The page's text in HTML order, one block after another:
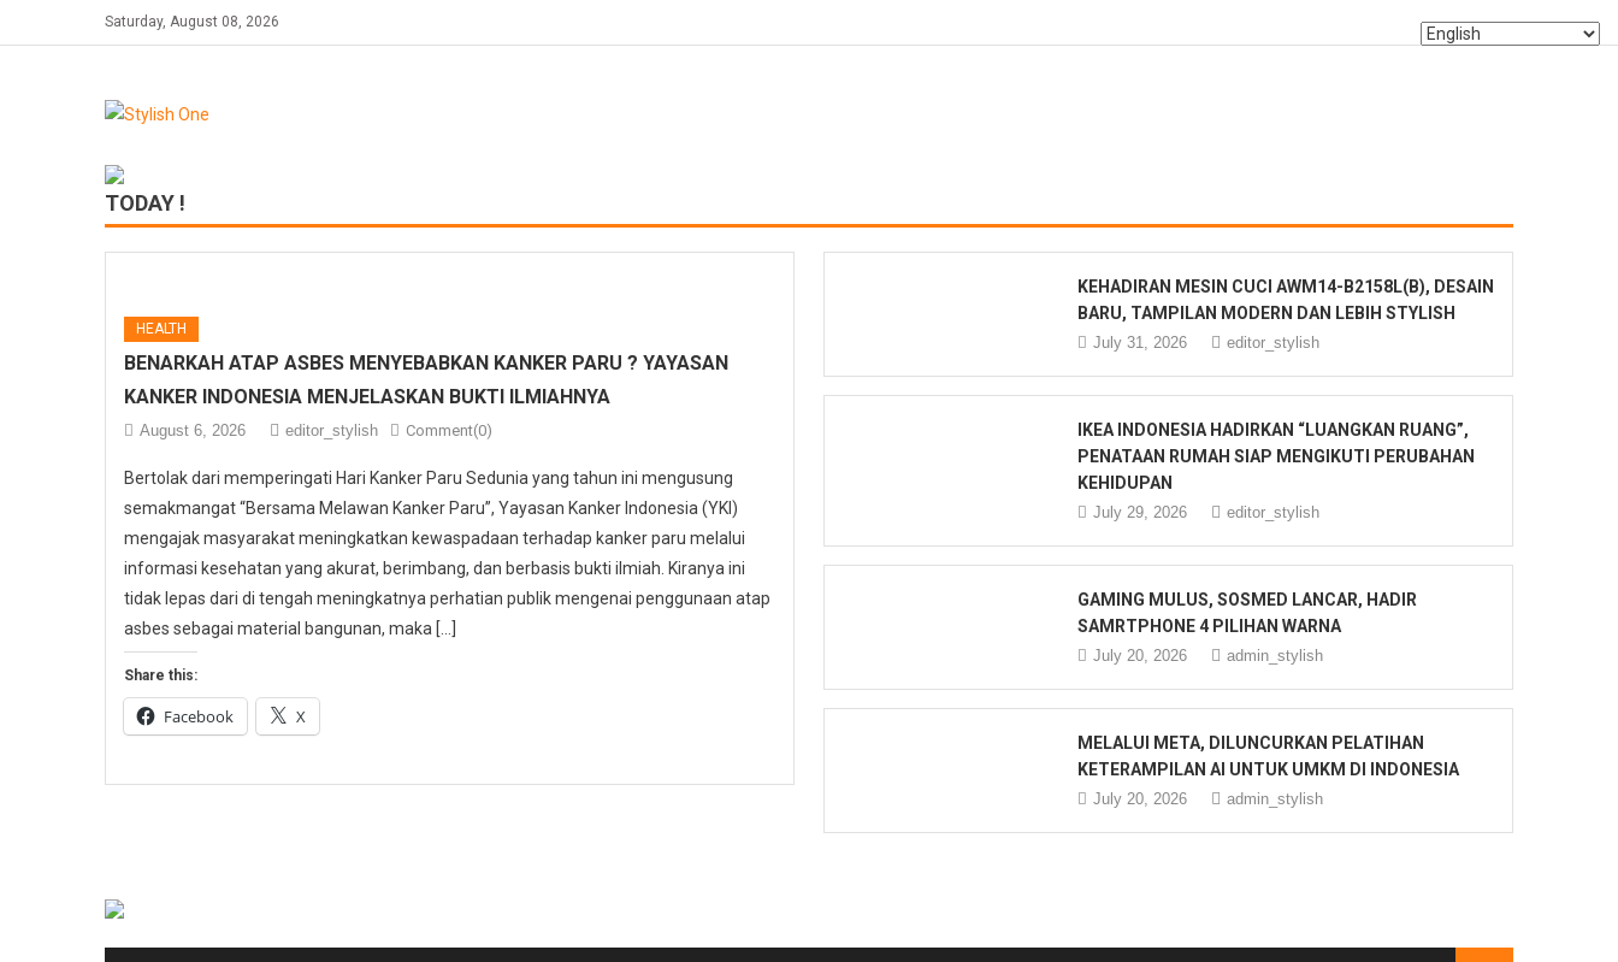
to
Saturday, August 08, 2026
TODAY !
HEALTH
BENARKAH ATAP ASBES MENYEBABKAN KANKER PARU ? YAYASAN
KANKER INDONESIA MENJELASKAN BUKTI ILMIAHNYA
August 6, 2026 editor_stylish Comment(0)
Bertolak dari memperingati Hari Kanker Paru Sedunia yang tahun ini mengusung
semakmangat “Bersama Melawan Kanker Paru”, Yayasan Kanker Indonesia (YKI)
mengajak masyarakat meningkatkan kewaspadaan terhadap kanker paru melalui
informasi kesehatan yang akurat, berimbang, dan berbasis bukti ilmiah. Kiranya ini
tidak lepas dari di tengah meningkatnya perhatian publik mengenai penggunaan atap
asbes sebagai material bangunan, maka […]
Share this:
Facebook X
KEHADIRAN MESIN CUCI AWM14-B2158L(B), DESAIN
BARU, TAMPILAN MODERN DAN LEBIH STYLISH
July 31, 2026 editor_stylish
IKEA INDONESIA HADIRKAN “LUANGKAN RUANG”,
PENATAAN RUMAH SIAP MENGIKUTI PERUBAHAN
KEHIDUPAN
July 29, 2026 editor_stylish
GAMING MULUS, SOSMED LANCAR, HADIR
SAMRTPHONE 4 PILIHAN WARNA
July 20, 2026 admin_stylish
MELALUI META, DILUNCURKAN PELATIHAN
KETERAMPILAN AI UNTUK UMKM DI INDONESIA
July 20, 2026 admin_stylish